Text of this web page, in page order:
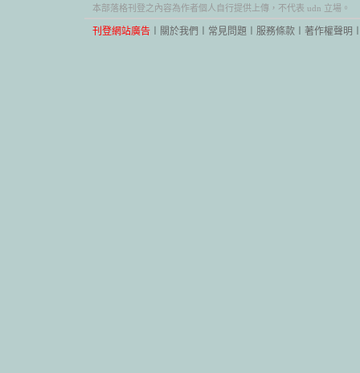
本部落格刊登之內容為作者個人自行提供上傳，不代表 udn 立場。
刊登網站廣告 關於我們 常見問題 服務條款 著作權聲明